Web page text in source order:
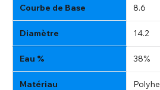
Courbe de Base 8.6
Diamètre 14.2
Eau % 38%
Matériau